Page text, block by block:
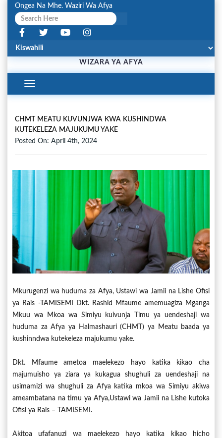
Ongea Na Mhe. Waziri Wa Afya
WIZARA YA AFYA
Toggle
Navigation
CHMT MEATU KUVUNJWA KWA KUSHINDWA
KUTEKELEZA MAJUKUMU YAKE
Posted On: April 4th, 2024
Mkurugenzi wa huduma za Afya, Ustawi wa Jamii na Lishe Ofisi
ya Rais -TAMISEMI Dkt. Rashid Mfaume amemuagiza Mganga
Mkuu wa Mkoa wa Simiyu kuivunja Timu ya uendeshaji wa
huduma za Afya ya Halmashauri (CHMT) ya Meatu baada ya
kushinndwa kutekeleza majukumu yake.
Dkt. Mfaume ametoa maelekezo hayo katika kikao cha
majumuisho ya ziara ya kukagua shughuli za uendeshaji na
usimamizi wa shughuli za Afya katika mkoa wa Simiyu akiwa
ameambatana na timu ya Afya,Ustawi wa Jamii na Lishe kutoka
Ofisi ya Rais – TAMISEMI.
Akitoa ufafanuzi wa maelekezo hayo katika kikao hicho